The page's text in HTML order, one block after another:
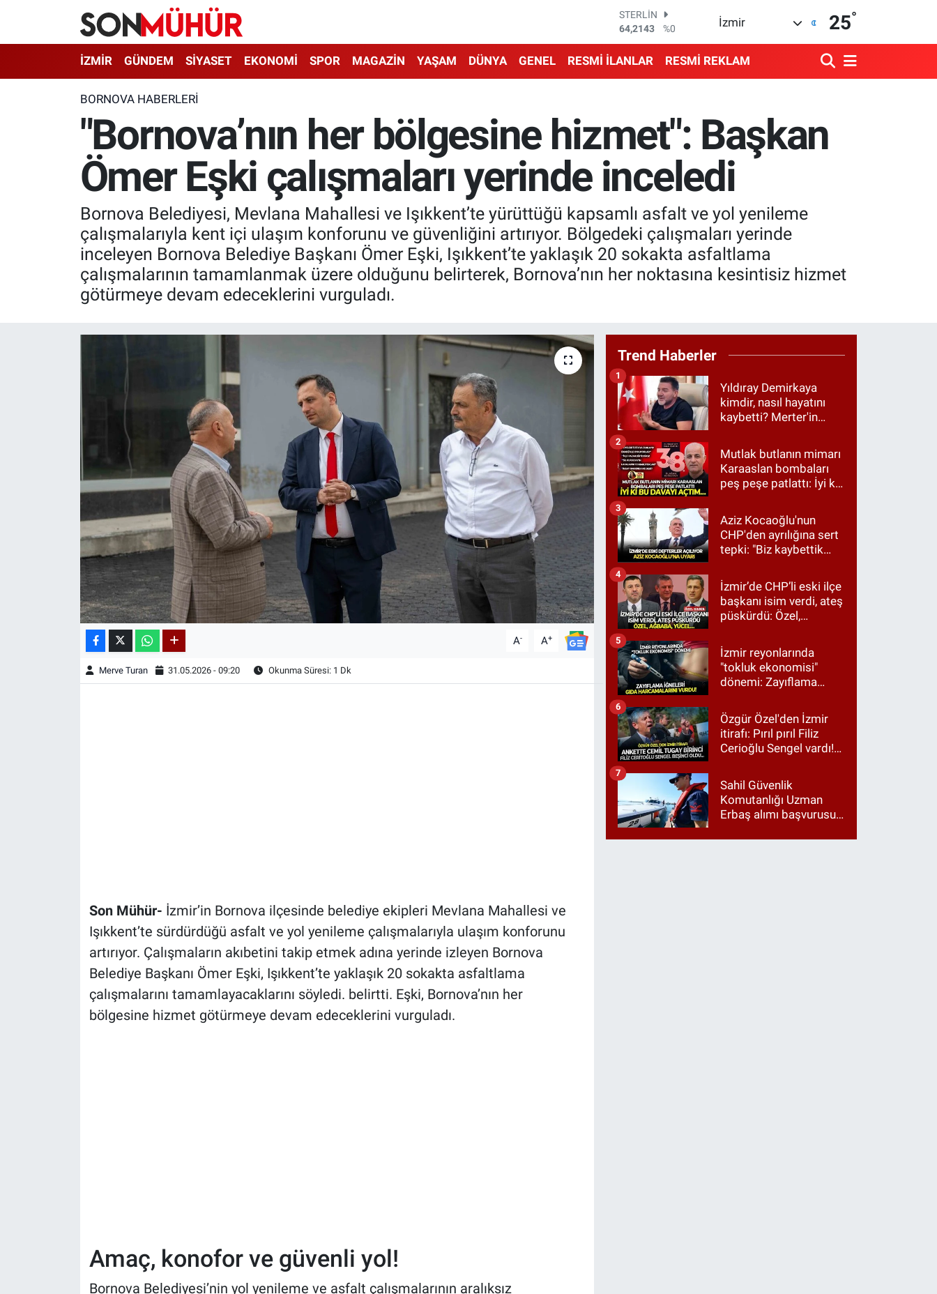
STERLİN
64,2143
%0
GRAM ALTIN
6500.87
%0.12
DOLAR
47,6704
%0
55,0406
%-0.08
İzmir 25°
İZMİR GÜNDEM SİYASET EKONOMİ SPOR MAGAZİN YAŞAM DÜNYA GENEL RESMİ İLANLAR RESMİ REKLAM
BORNOVA HABERLERI
"Bornova’nın her bölgesine hizmet": Başkan
Ömer Eşki çalışmaları yerinde inceledi
Bornova Belediyesi, Mevlana Mahallesi ve Işıkkent’te yürüttüğü kapsamlı asfalt ve yol yenileme
çalışmalarıyla kent içi ulaşım konforunu ve güvenliğini artırıyor. Bölgedeki çalışmaları yerinde
inceleyen Bornova Belediye Başkanı Ömer Eşki, Işıkkent’te yaklaşık 20 sokakta asfaltlama
çalışmalarının tamamlanmak üzere olduğunu belirterek, Bornova’nın her noktasına kesintisiz hizmet
götürmeye devam edeceklerini vurguladı.
A- A+
Merve Turan 31.05.2026 - 09:20 Okunma Süresi: 1 Dk
Son Mühür- İzmir’in Bornova ilçesinde belediye ekipleri Mevlana Mahallesi ve
Işıkkent’te sürdürdüğü asfalt ve yol yenileme çalışmalarıyla ulaşım konforunu
artırıyor. Çalışmaların akıbetini takip etmek adına yerinde izleyen Bornova
Belediye Başkanı Ömer Eşki, Işıkkent’te yaklaşık 20 sokakta asfaltlama
çalışmalarını tamamlayacaklarını söyledi. belirtti. Eşki, Bornova’nın her
bölgesine hizmet götürmeye devam edeceklerini vurguladı.
Amaç, konofor ve güvenli yol!
Bornova Belediyesi’nin yol yenileme ve asfalt çalışmalarının aralıksız
Trend Haberler
Yıldıray Demirkaya
kimdir, nasıl hayatını
kaybetti? Merter'in
mesajı
1
Mutlak butlanın mimarı
Karaaslan bombaları
peş peşe patlattı: İyi ki
2
Aziz Kocaoğlu'nun
CHP'den ayrılığına sert
tepki: "Biz kaybettik
etmedik"
3
İzmir’de CHP’li eski ilçe
başkanı isim verdi, ateş
püskürdü: Özel,
4
İzmir reyonlarında
"tokluk ekonomisi"
dönemi: Zayıflama
harcamalarını vurdu!
5
Özgür Özel'den İzmir
itirafı: Pırıl pırıl Filiz
Cerioğlu Sengel vardı!
Tugay birinci çıktı
6
Sahil Güvenlik
Komutanlığı Uzman
Erbaş alımı başvurusu
başvuru şartları neler?
7
İzmir Nöbetçi Eczaneler
İzmir Namaz Vakitleri
İzmir Trafik Yoğunluk Haritası
Süper Lig Puan Durumu ve Fikstür
Tüm Manşetler
Son Dakika Haberleri
Haber Arşivi